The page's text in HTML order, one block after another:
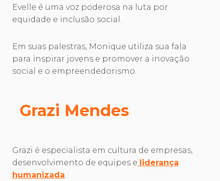
Evelle é uma voz poderosa na luta por
equidade e inclusão social.
Em suas palestras, Monique utiliza sua fala
para inspirar jovens e promover a inovação
social e o empreendedorismo.
Grazi Mendes
Grazi é especialista em cultura de empresas,
desenvolvimento de equipes e liderança
humanizada